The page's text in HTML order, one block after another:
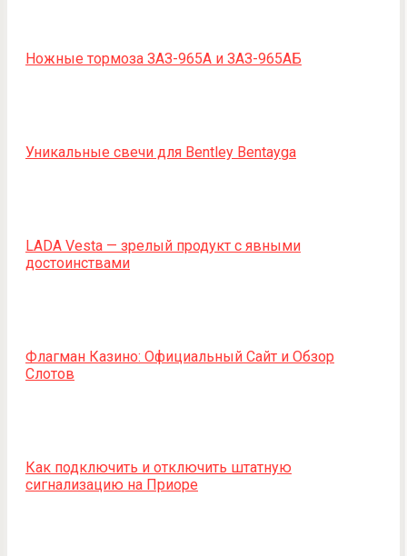
Ножные тормоза ЗАЗ-965А и ЗАЗ-965АБ
Уникальные свечи для Bentley Bentayga
LADA Vesta — зрелый продукт с явными
достоинствами
Флагман Казино: Официальный Сайт и Обзор
Слотов
Как подключить и отключить штатную
сигнализацию на Приоре